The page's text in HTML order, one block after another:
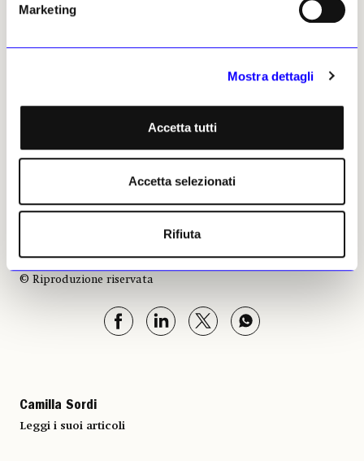
Marketing
Mostra dettagli
Accetta tutti
Accetta selezionati
Rifiuta
© Riproduzione riservata
Camilla Sordi
Leggi i suoi articoli